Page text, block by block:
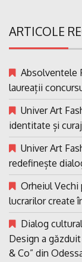
ARTICOLE
Absolventele
laureații
Univer Art
identitate și
Univer Art
redefinește
Orheiul
lucrarilor create
Dialog
Design a
& Co” din